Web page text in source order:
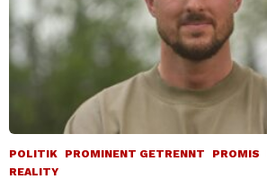
POLITIK PROMINENT GETRENNT PROMIS
REALITY